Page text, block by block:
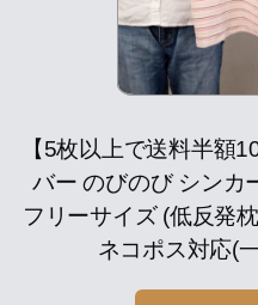
【5枚以上で送料半額
バー のびのび シンカ
フリーサイズ (低反発
ネコポス対応(